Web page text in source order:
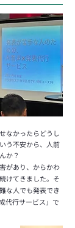
なかったらどうし
う不安から、人前
か？
があり、からかわ
けてきました。そ
な人でも発表でき
代行サービス」で